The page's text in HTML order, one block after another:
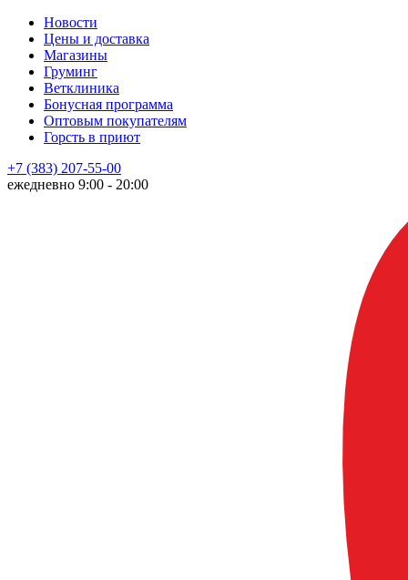
Новости
Цены и доставка
Магазины
Груминг
Ветклиника
Бонусная программа
Оптовым покупателям
Горсть в приют
+7 (383) 207-55-00
ежедневно 9:00 - 20:00